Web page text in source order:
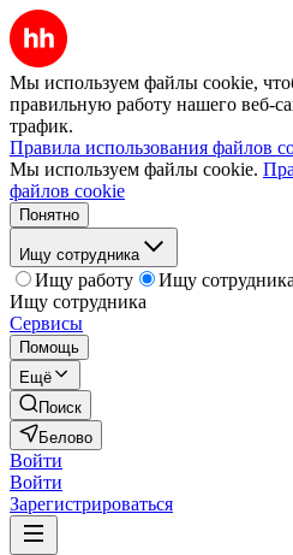
Мы используем файлы cookie,
правильную работу нашего веб-
трафик.
Правила использования файлов
Мы используем файлы cookie.
файлов cookie
Понятно
Ищу сотрудника
Ищу работу
Ищу сотрудника
Ищу сотрудника
Сервисы
Помощь
Ещё
Поиск
Белово
Войти
Войти
Зарегистрироваться